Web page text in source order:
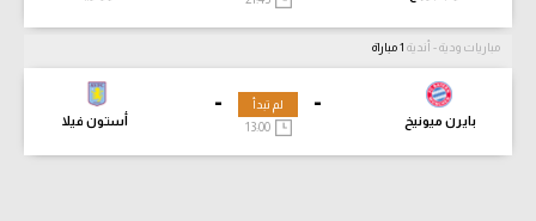
مباريات ودية - أندية
-
بايرن ميونيخ
-
أستون فيلا
لم تبدأ
13:00